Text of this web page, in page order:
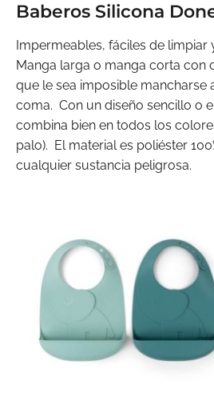
Baberos Silicona
Impermeables, fáciles de
Manga larga o manga corta con
que le sea imposible mancharse
coma. Con un diseño sencillo o
combina bien en todos los
palo). El material es poliéster
cualquier sustancia peligrosa.